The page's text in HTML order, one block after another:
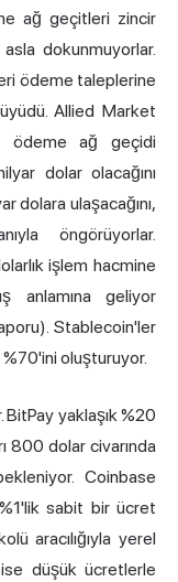
ağ geçitleri zincir
dokunmuyorlar.
ödeme taleplerine
Allied Market
ödeme ağ geçidi
dolar olacağını
dolara ulaşacağını,
öngörüyorlar.
işlem hacmine
anlamına geliyor
Stablecoin'ler
oluşturuyor.
yaklaşık %20
800 dolar civarında
Coinbase
sabit bir ücret
aracılığıyla yerel
düşük ücretlerle